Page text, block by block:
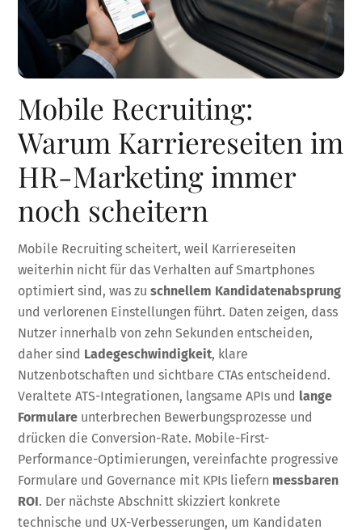
Mobile Recruiting:
Warum Karriereseiten im
HR-Marketing immer
noch scheitern
Mobile Recruiting scheitert, weil Karriereseiten
weiterhin nicht für das Verhalten auf Smartphones
optimiert sind, was zuschnellem Kandidatenabsprung
und verlorenen Einstellungen führt. Daten zeigen, dass
Nutzer innerhalb von zehn Sekunden entscheiden,
daher sind Ladegeschwindigkeit, klare
Nutzenbotschaften und sichtbare CTAs entscheidend.
Veraltete ATS-Integrationen, langsame APIs und lange
Formulare unterbrechen Bewerbungsprozesse und
drücken die Conversion-Rate. Mobile-First-
Performance-Optimierungen, vereinfachte progressive
Formulare und Governance mit KPIs liefern messbaren
ROI. Der nächste Abschnitt skizziert konkrete
technische und UX-Verbesserungen, um Kandidaten